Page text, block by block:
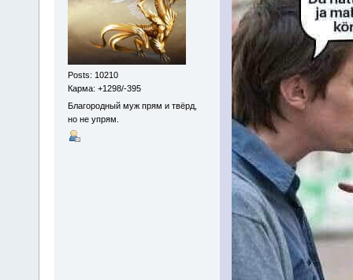
Posts: 10210
Карма: +1298/-395
Благородный муж прям и твёрд,
но не упрям.